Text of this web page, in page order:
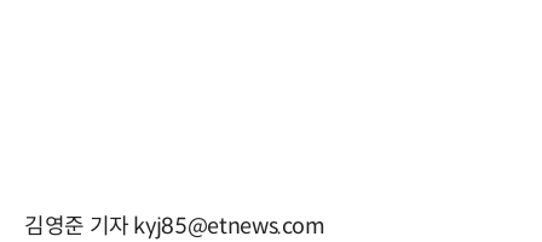
김영준 기자 kyj85@etnews.com